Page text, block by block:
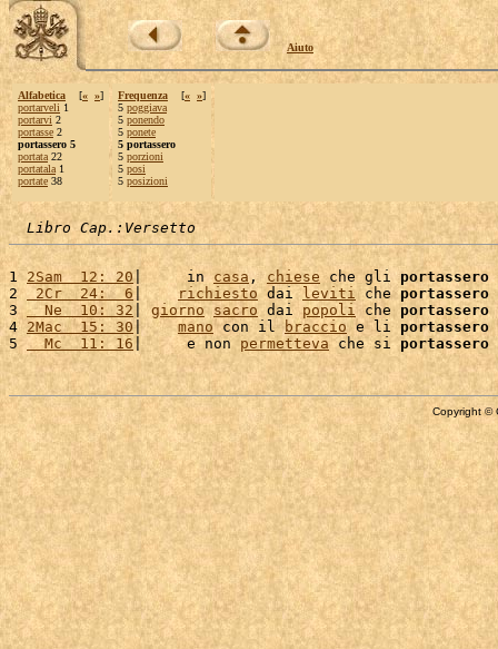
Aiuto
Alfabetica [« »]
portarveli 1
portarvi 2
portasse 2
portassero 5
portata 22
portatala 1
portate 38
Frequenza [« »]
5 poggiava
5 ponendo
5 ponete
5 portassero
5 porzioni
5 posi
5 posizioni
Libro Cap.:Versetto
1 2Sam  12: 20|     in casa , chiese che gli portassero
2
2Cr  24:  6 | richiesto dai leviti che portassero
3
  Ne  10: 32
| giorno sacro dai popoli che portassero
4 2Mac  15: 30| mano con il braccio e li portassero
5
  Mc  11: 16
|     e non permetteva che si portassero
Copyright ©